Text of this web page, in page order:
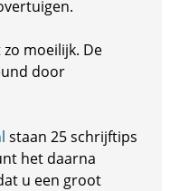
moeilijk. De
door
staan 25 schrijftips
het daarna
u een groot